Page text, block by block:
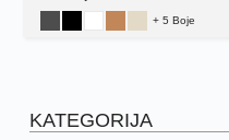
+ 5 Boje
KATEGORIJA